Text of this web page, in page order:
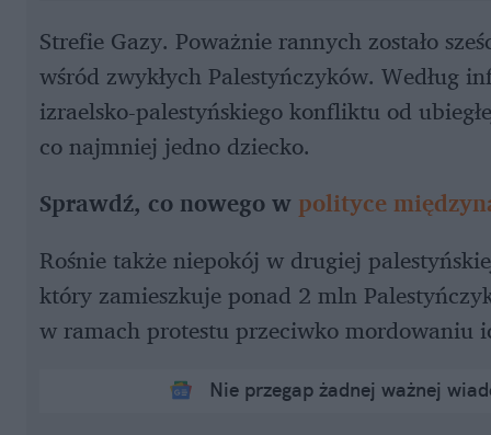
Zobacz izraelski film o ataku
[WIDEO]
Strefie Gazy. Poważnie rannych zostało